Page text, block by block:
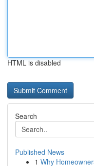
HTML is disabled
Search
Published News
1 Why